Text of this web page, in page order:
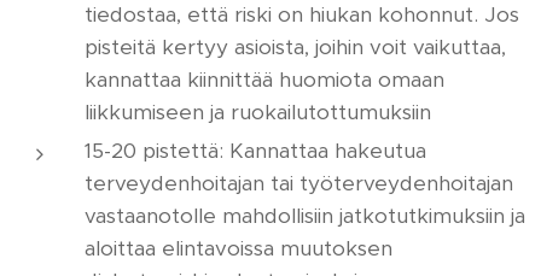
tiedostaa, että riski on hiukan kohonnut. Jos
pisteitä kertyy asioista, joihin voit vaikuttaa,
kannattaa kiinnittää huomiota omaan
liikkumiseen ja ruokailutottumuksiin
15-20 pistettä: Kannattaa hakeutua
terveydenhoitajan tai työterveydenhoitajan
vastaanotolle mahdollisiin jatkotutkimuksiin ja
aloittaa elintavoissa muutoksen